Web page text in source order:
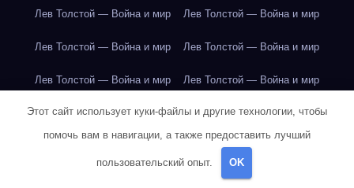
Лев Толстой — Война и мир Лев Толстой — Война и мир
Лев Толстой — Война и мир Лев Толстой — Война и мир
Лев Толстой — Война и мир Лев Толстой — Война и мир
Лондон Лондон Лондон Лондон Лондон Лондон
Лондон
Лондон Лос-Анджелес
Этот сайт использует куки-файлы и другие технологии, чтобы
помочь вам в навигации, а также предоставить лучший
пользовательский опыт. OK